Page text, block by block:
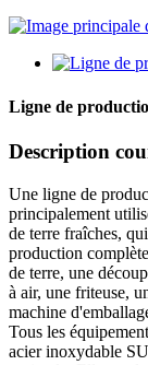
Ligne de
Description
Une ligne de
principalement
de terre fraîches,
production
de terre, une
à air, une friteuse,
machine
Tous les
acier inoxydable